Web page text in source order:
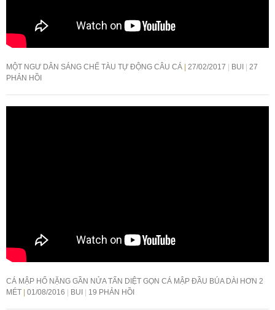
MỘT NGƯ DÂN SÁNG CHẾ TÀU TỰ ĐỘNG CÂU CÁ 27/02/2017 BUI
27
PHẢN HỒI
CÁ MẬP HỔ NẶNG GẦN NỬA TẤN DIỆT GỌN CÁ MẬP ĐẦU BÚA DÀI HƠN 2
MÉT
01/08/2016 BUI 19 PHẢN HỒI